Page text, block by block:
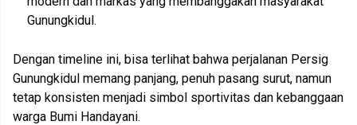
Gunungkidul.
Dengan timeline ini, bisa terlihat bahwa perjalanan Persig
Gunungkidul memang panjang, penuh pasang surut, namun
tetap konsisten menjadi simbol sportivitas dan kebanggaan
warga Bumi Handayani.